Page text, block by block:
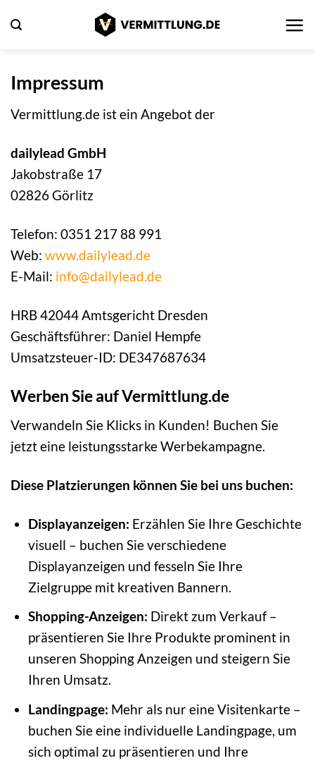
Inhalt
Impressum
Vermittlung.de ist ein Angebot der
dailylead GmbH
Jakobstraße 17
02826 Görlitz
Telefon: 0351 217 88 991
Web: www.dailylead.de
E-Mail: info@dailylead.de
HRB 42044 Amtsgericht Dresden
Geschäftsführer: Daniel Hempfe
Umsatzsteuer-ID: DE347687634
Werben Sie auf Vermittlung.de
Verwandeln Sie Klicks in Kunden! Buchen Sie
jetzt eine leistungsstarke Werbekampagne.
Diese Platzierungen können Sie bei uns buchen:
Displayanzeigen: Erzählen Sie Ihre Geschichte
visuell – buchen Sie verschiedene
Displayanzeigen und fesseln Sie Ihre
Zielgruppe mit kreativen Bannern.
Shopping-Anzeigen: Direkt zum Verkauf –
präsentieren Sie Ihre Produkte prominent in
unseren Shopping Anzeigen und steigern Sie
Ihren Umsatz.
Landingpage: Mehr als nur eine Visitenkarte –
buchen Sie eine individuelle Landingpage, um
sich optimal zu präsentieren und Ihre